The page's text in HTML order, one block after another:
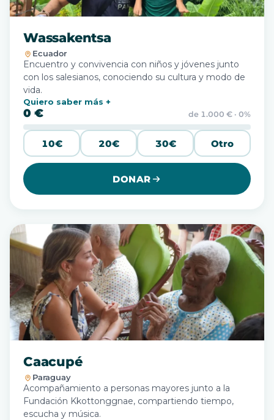
Wassakentsa
Ecuador
Encuentro y convivencia con niños y jóvenes junto
con los salesianos, conociendo su cultura y modo de
vida.
Quiero saber más
0 € de 1.000 € · 0%
10€ 20€ 30€ Otro
DONAR
Caacupé
Paraguay
Acompañamiento a personas mayores junto a la
Fundación Kkottonggnae, compartiendo tiempo,
escucha y música.